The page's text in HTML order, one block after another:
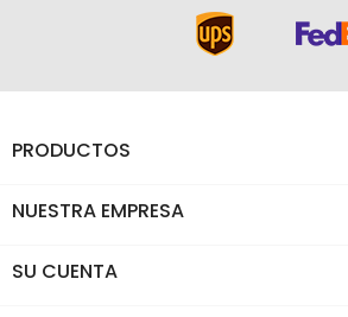
PRODUCTOS
NUESTRA EMPRESA
SU CUENTA